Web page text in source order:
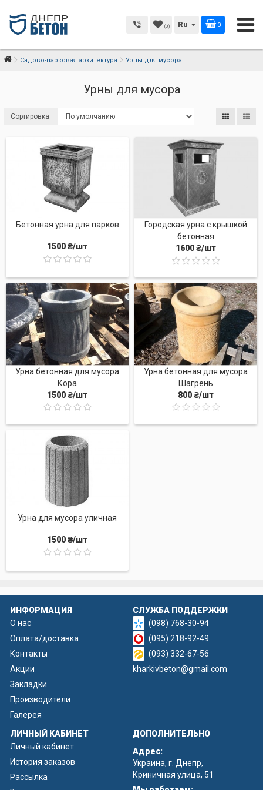
(0) Ru 0
Садово-парковая архитектура Урны для мусора
Урны для мусора
Сортировка:
Бетонная урна для парков
1500 ₴/шт
Городская урна с крышкой
бетонная
1600 ₴/шт
Урна бетонная для мусора
Кора
1500 ₴/шт
Урна бетонная для мусора
Шагрень
800 ₴/шт
Урна для мусора уличная
1500 ₴/шт
ИНФОРМАЦИЯ
О нас
Оплата/доставка
Контакты
Акции
Закладки
Производители
Галерея
СЛУЖБА ПОДДЕРЖКИ
(098) 768-30-94
(095) 218-92-49
(093) 332-67-56
kharkivbeton@gmail.com
ЛИЧНЫЙ КАБИНЕТ
Личный кабинет
История заказов
Рассылка
ДОПОЛНИТЕЛЬНО
Адрес:
Украина, г. Днепр,
Криничная улица, 51